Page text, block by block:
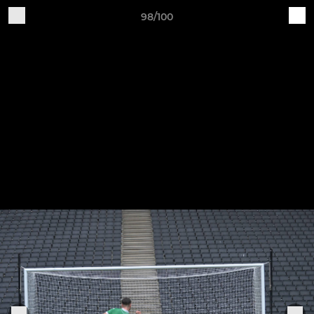
98/100